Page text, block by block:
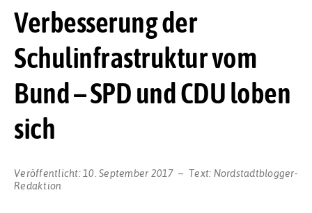
Verbesserung der
Schulinfrastruktur vom
Bund – SPD und CDU loben
sich
Veröffentlicht: 10. September 2017 Text: Nordstadtblogger-
Redaktion